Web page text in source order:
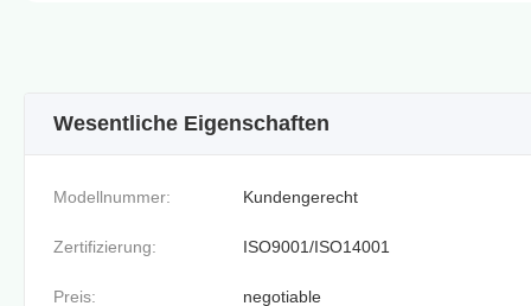
Wesentliche Eigenschaften
Modellnummer: Kundengerecht
Zertifizierung: ISO9001/ISO14001
Preis: negotiable